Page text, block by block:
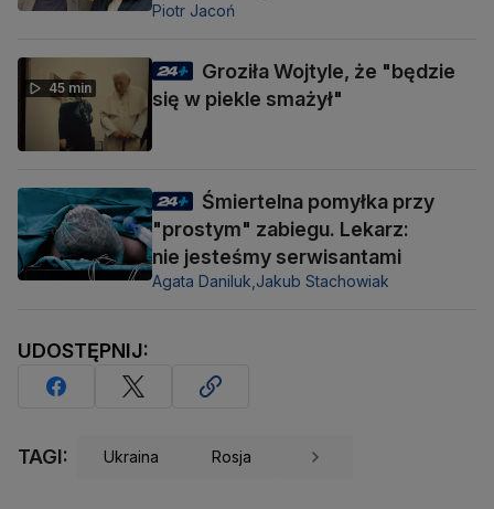
Piotr Jacoń
45 min
Groziła Wojtyle, że "będzie
się w piekle smażył"
Śmiertelna pomyłka przy
"prostym" zabiegu. Lekarz:
nie jesteśmy serwisantami
Agata Daniluk, Jakub Stachowiak
UDOSTĘPNIJ:
TAGI: Ukraina Rosja